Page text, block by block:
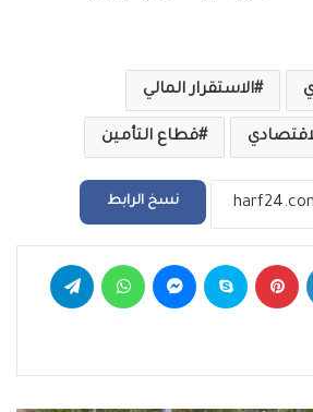
الاستقرار المالي
قطاع التأمين
نسخ الرابط
لينكدإن بينتيريست سكايب ماسنجر واتساب